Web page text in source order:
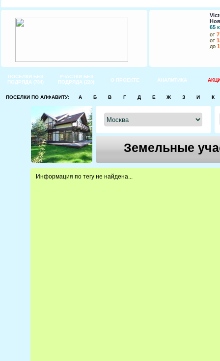
65
от 7
от
до
ПОСЕЛКИ БЕЗ
ПОДРЯДА (784)
УЧАСТКИ БЕЗ
ПОДРЯДА (220) О ПРОЕКТЕ АНАЛИТИКА
ПОСЕЛКИ ПО АЛФАВИТУ: А Б В Г Д Е Ж З И К
Земельные
Информация по тегу не найдена...